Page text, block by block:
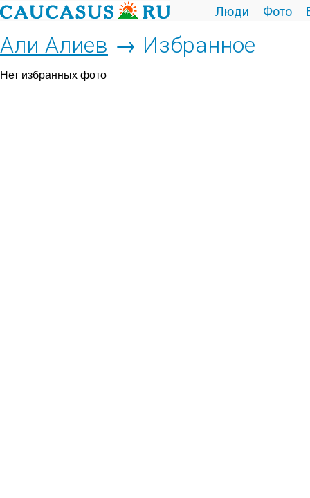
Люди Фото
Али Алиев → Избранное
Нет избранных фото